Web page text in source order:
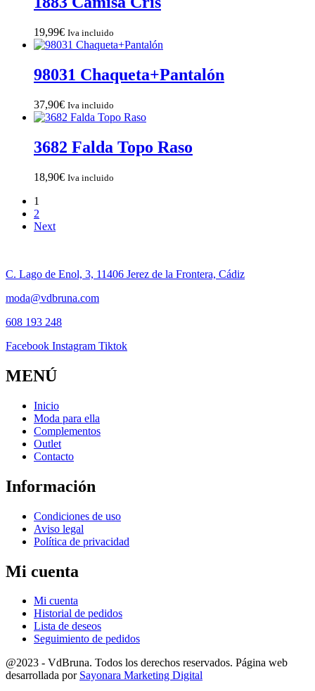
19,99€ Iva incluido
98031 Chaqueta+Pantalón
37,90€ Iva incluido
3682 Falda Topo Raso
18,90€ Iva incluido
1
2
Next
C. Lago de Enol, 3, 11406 Jerez de la Frontera, Cádiz
moda@vdbruna.com
608 193 248
Facebook Instagram Tiktok
MENÚ
Inicio
Moda para ella
Complementos
Outlet
Contacto
Información
Condiciones de uso
Aviso legal
Política de privacidad
Mi cuenta
Mi cuenta
Historial de pedidos
Lista de deseos
Seguimiento de pedidos
@2023 - VdBruna. Todos los derechos reservados. Página web
desarrollada por Sayonara Marketing Digital